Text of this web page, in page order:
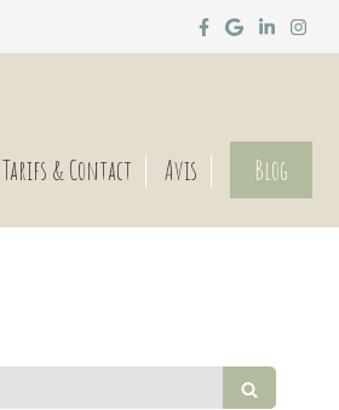
Tarifs & Contact Avis Blog